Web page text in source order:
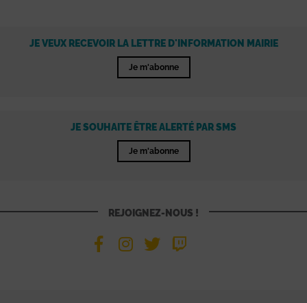
JE VEUX RECEVOIR LA LETTRE D'INFORMATION MAIRIE
Je m'abonne
JE SOUHAITE ÊTRE ALERTÉ PAR SMS
Je m'abonne
REJOIGNEZ-NOUS !